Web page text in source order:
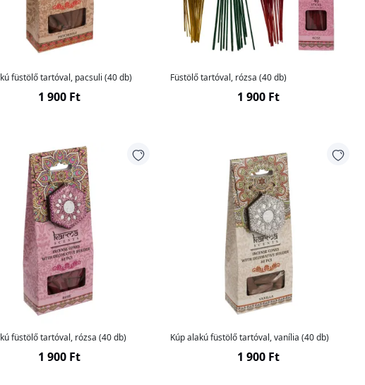
füstölő tartóval, pacsuli (40 db)
1 900 Ft
Füstölő tartóval, rózsa (40 db)
1 900 Ft
füstölő tartóval, rózsa (40 db)
1 900 Ft
Kúp alakú füstölő tartóval, vanília (40 db)
1 900 Ft